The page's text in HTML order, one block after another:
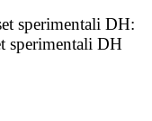
sperimentali DH:
sperimentali DH